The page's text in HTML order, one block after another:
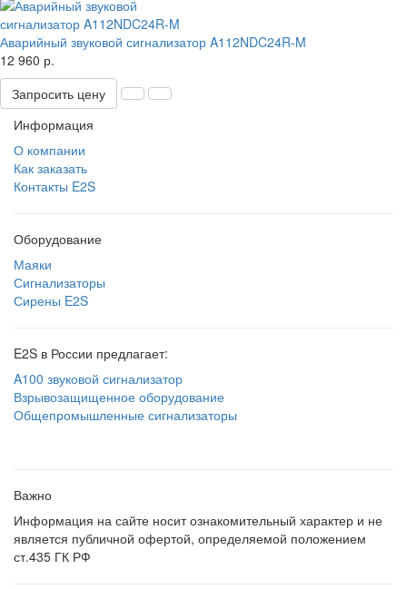
Аварийный звуковой сигнализатор A112NDC24R-M
12 960 р.
Запросить цену
Информация
О компании
Как заказать
Контакты E2S
Оборудование
Маяки
Сигнализаторы
Сирены E2S
E2S в России предлагает:
A100 звуковой сигнализатор
Взрывозащищенное оборудование
Общепромышленные сигнализаторы
Важно
Информация на сайте носит ознакомительный характер и не
является публичной офертой, определяемой положением
ст.435 ГК РФ